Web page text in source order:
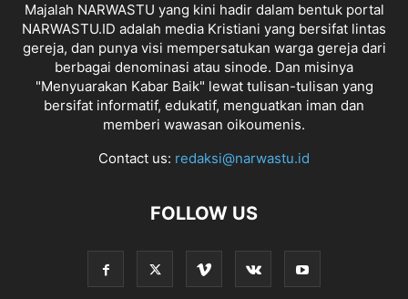
Majalah NARWASTU yang kini hadir dalam bentuk portal
NARWASTU.ID adalah media Kristiani yang bersifat lintas
gereja, dan punya visi mempersatukan warga gereja dari
berbagai denominasi atau sinode. Dan misinya
"Menyuarakan Kabar Baik" lewat tulisan-tulisan yang
bersifat informatif, edukatif, menguatkan iman dan
memberi wawasan oikoumenis.
Contact us: redaksi@narwastu.id
FOLLOW US